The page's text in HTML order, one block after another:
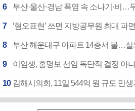
6 부산·울산·경남 폭염 속 소나기·비…
7 ‘혐오표현’ 쓰면 지방공무원 최대 파
8 부산 해운대구 아파트 14층서 불…실
9 이임생, 홍명보 선임 독단적 결정 아
10 김해시의회, 11일 544억 원 규모 민